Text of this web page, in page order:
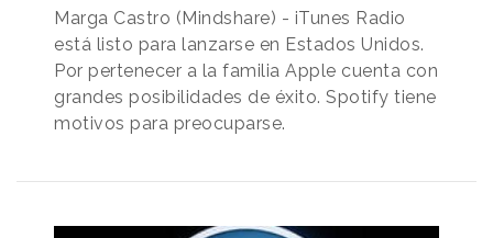
Marga Castro (Mindshare) - iTunes Radio
está listo para lanzarse en Estados Unidos.
Por pertenecer a la familia Apple cuenta con
grandes posibilidades de éxito. Spotify tiene
motivos para preocuparse.